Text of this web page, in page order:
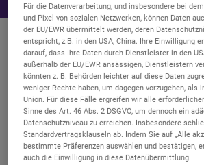
Warum zu mir
Hier
Telefon &SMS
in alle deutschen
Für die Datenverarbeitung, und insbesondere bei
und Pixel von sozialen Netzwerken, können Daten
der EU/EWR übermittelt werden, deren
entspricht, z.B. in den USA, China. Ihre Einwilligung
darauf, dass Ihre Daten durch Dienstleister in den
außerhalb der EU/EWR ansässigen, Dienstleistern
könnten z. B. Behörden leichter auf diese Daten
weniger Rechte haben, um dagegen vorzugehen, als
Union. Für diese Fälle ergreifen wir alle
Sinne des Art. 46 Abs. 2 DSGVO, um dennoch ein
Datenschutzniveau zu erreichen. Insbesondere
Standardvertragsklauseln ab. Indem Sie auf „Alle
bestimmte Präferenzen auswählen und bestätigen,
auch die Einwilligung in diese Datenübermittlung.